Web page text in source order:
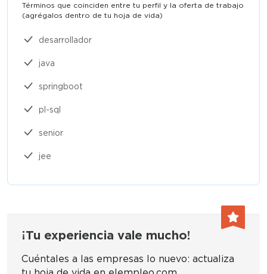
Términos que coinciden entre tu perfil y la oferta de trabajo
(agrégalos dentro de tu hoja de vida)​
desarrollador
java
springboot
pl-sql
senior
jee
¡Tu experiencia vale mucho!
Cuéntales a las empresas lo nuevo: actualiza